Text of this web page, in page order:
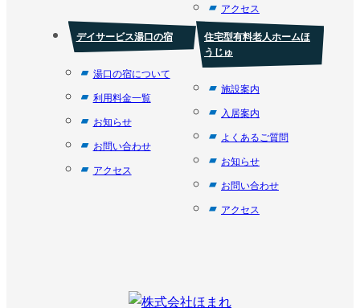
アクセス
デイサービス湯口の宿
湯口の宿について
利用料金一覧
お知らせ
お問い合わせ
アクセス
住宅型有料老人ホームほ
うじゅ
施設案内
入居案内
よくあるご質問
お知らせ
お問い合わせ
アクセス